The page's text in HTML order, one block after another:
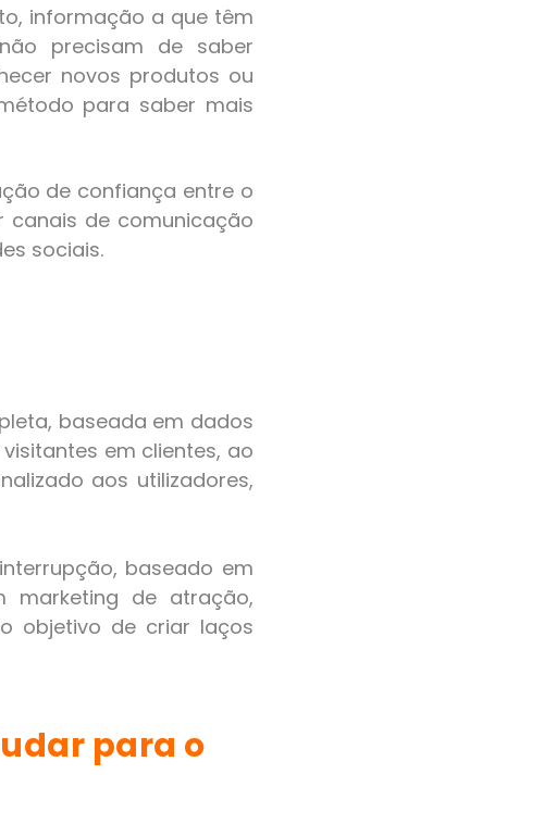
informação a que têm
precisam de saber
novos produtos ou
para saber mais
de confiança entre o
de comunicação
sociais.
baseada em dados
em clientes, ao
aos utilizadores,
baseado em
marketing de atração,
objetivo de criar laços
para o